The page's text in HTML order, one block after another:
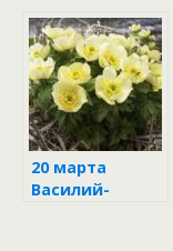
20 марта
Василий-